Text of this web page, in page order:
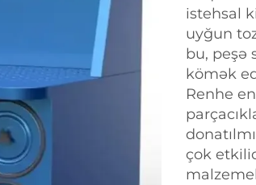
istehsal
uyğun
bu, peşə
kömək
Renhe
çok